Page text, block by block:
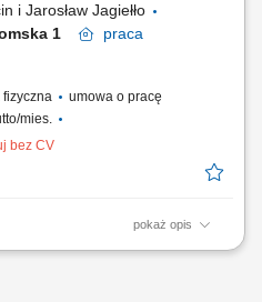
i Jarosław Jagiełło
1
praca
fizyczna
umowa o pracę
mies.
bez CV
pokaż opis
przyjmie do pracy osoby na